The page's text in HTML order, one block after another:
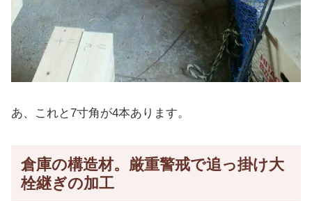
あ、これと7寸角が4本あります。
倉庫の構造材。厳重警戒で追っ掛け大
栓継ぎの加工